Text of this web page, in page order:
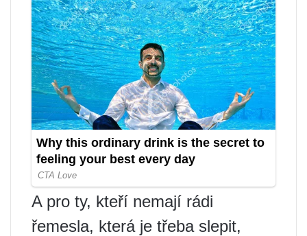
A pro ty, kteří nemají rádi
řemesla, která je třeba slepit,